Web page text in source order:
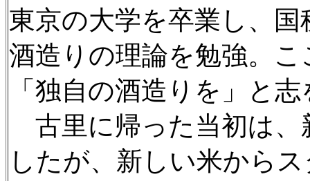
東京の大学を卒業し、
酒造りの理論を勉強。
「独自の酒造りを」と
古里に帰った当初は、
したが、新しい米から